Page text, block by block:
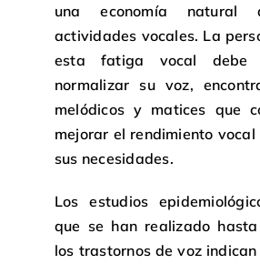
una economía natural
actividades vocales. La
esta fatiga vocal debe
normalizar su voz,
melódicos y matices que
mejorar el rendimiento vocal
sus necesidades.
Los estudios
que se han realizado
los trastornos de voz